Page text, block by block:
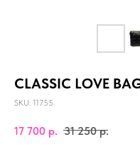
CLASSIC LOVE
SKU: 11755
17 700 р. 31 250 р.